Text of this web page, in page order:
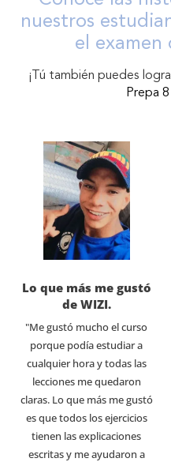
nuestros
el examen
¡Tú también puedes
Prepa 8
Lo que más me gustó
de WIZI.
"Me gustó mucho el curso
porque podía estudiar a
cualquier hora y todas las
lecciones me quedaron
claras. Lo que más me gustó
es que todos los ejercicios
tienen las explicaciones
escritas y me ayudaron a